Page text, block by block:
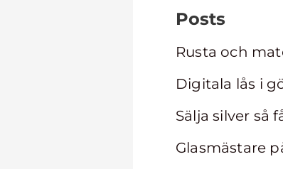
Posts
Rusta och
Digitala lås i
Sälja silver så
Glasmästare